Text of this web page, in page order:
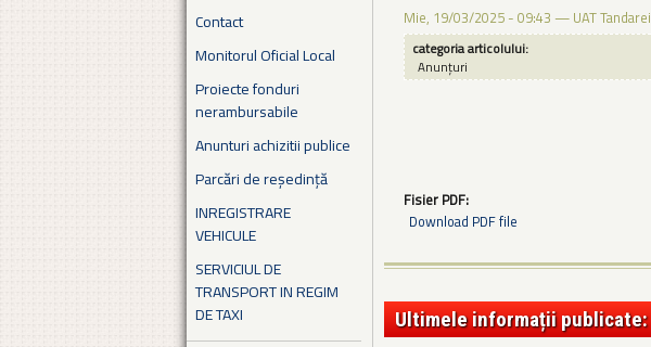
Contact
Monitorul Oficial Local
Proiecte fonduri
nerambursabile
Anunturi achizitii publice
Parcări de reședință
INREGISTRARE
VEHICULE
SERVICIUL DE
TRANSPORT IN REGIM
DE TAXI
Mie, 19/03/2025 - 09:43 — UAT Tandarei
categoria articolului:
Anunțuri
Fisier PDF:
Download PDF file
Ultimele informații publicate: